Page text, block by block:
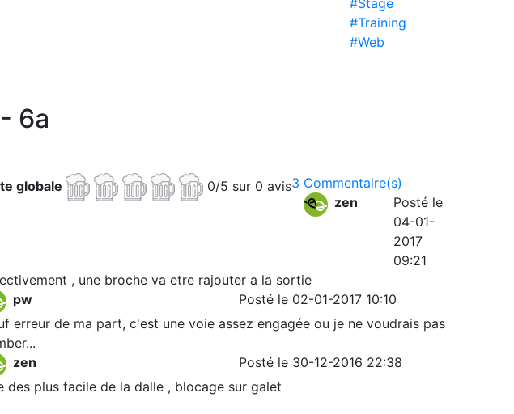
#Stage
#Training
#Web
6a
3 Commentaire(s)
globale
0/5 sur 0 avis
zen
Posté le
04-01-
2017
09:21
, une broche va etre rajouter a la sortie
pw
Posté le 02-01-2017 10:10
erreur de ma part, c'est une voie assez engagée ou je ne voudrais pas
zen
Posté le 30-12-2016 22:38
des plus facile de la dalle , blocage sur galet